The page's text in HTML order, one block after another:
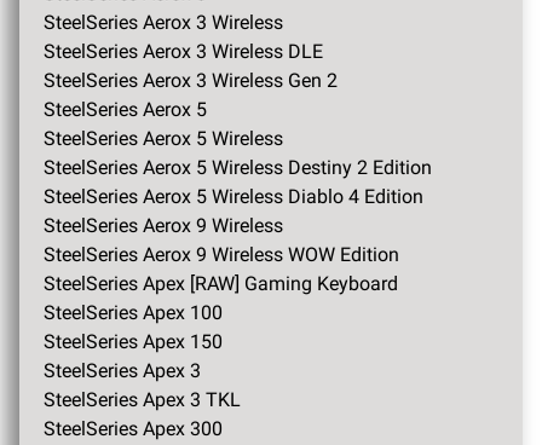
SteelSeries Aerox 3 Wireless
SteelSeries Aerox 3 Wireless DLE
SteelSeries Aerox 3 Wireless Gen 2
SteelSeries Aerox 5
SteelSeries Aerox 5 Wireless
SteelSeries Aerox 5 Wireless Destiny 2 Edition
SteelSeries Aerox 5 Wireless Diablo 4 Edition
SteelSeries Aerox 9 Wireless
SteelSeries Aerox 9 Wireless WOW Edition
SteelSeries Apex [RAW] Gaming Keyboard
SteelSeries Apex 100
SteelSeries Apex 150
SteelSeries Apex 3
SteelSeries Apex 3 TKL
SteelSeries Apex 300